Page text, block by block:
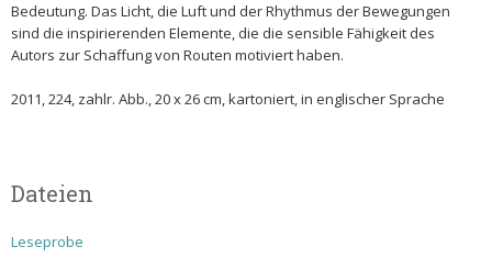
Bedeutung. Das Licht, die Luft und der Rhythmus der Bewegungen
sind die inspirierenden Elemente, die die sensible Fähigkeit des
Autors zur Schaffung von Routen motiviert haben.
2011, 224, zahlr. Abb., 20 x 26 cm, kartoniert, in englischer Sprache
Dateien
Leseprobe